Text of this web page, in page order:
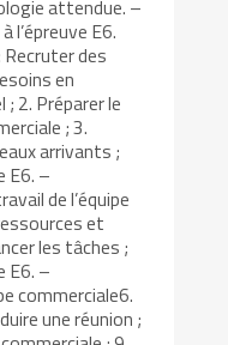
attendue. –
l’épreuve E6.
des
en
2. Préparer le
; 3.
arrivants ;
E6. –
de l’équipe
et
les tâches ;
E6. –
commerciale6.
une réunion ;